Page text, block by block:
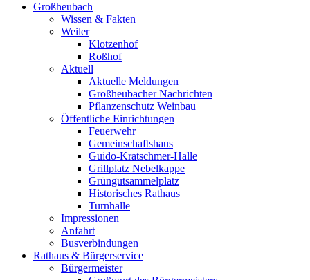
Großheubach
Wissen & Fakten
Weiler
Klotzenhof
Roßhof
Aktuell
Aktuelle Meldungen
Großheubacher Nachrichten
Pflanzenschutz Weinbau
Öffentliche Einrichtungen
Feuerwehr
Gemeinschaftshaus
Guido-Kratschmer-Halle
Grillplatz Nebelkappe
Grüngutsammelplatz
Historisches Rathaus
Turnhalle
Impressionen
Anfahrt
Busverbindungen
Rathaus & Bürgerservice
Bürgermeister